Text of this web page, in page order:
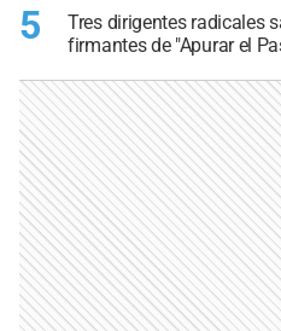
5
Tres dirigentes radicales
firmantes de "Apurar el